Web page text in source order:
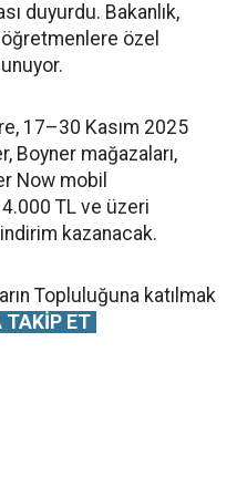
duyurdu. Bakanlık,
özel
17–30 Kasım 2025
Boyner mağazaları,
Now mobil
4.000 TL ve üzeri
kazanacak.
Topluluğuna katılmak
TAKİP ET